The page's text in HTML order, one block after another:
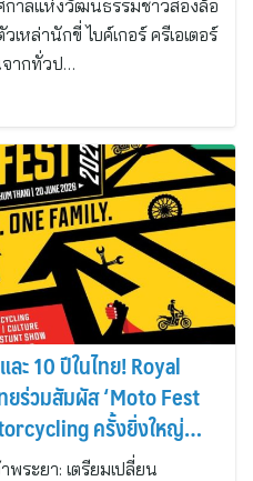
กาลแห่งวัฒนธรรมชาวสองล้อ
หล่านักขี่ ไบค์เกอร์ ครีเอเตอร์
ากทั่วป…
ะ 10 ปีในไทย! Royal
ยร่วมสัมผัส ‘Moto Fest
ครั้งยิ่งใหญ่
ระยา: เตรียมเปลี่ยน